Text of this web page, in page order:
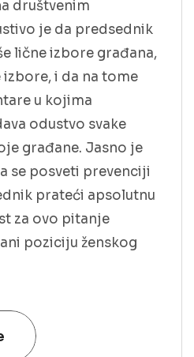
društvenim
je da predsednik
lične izbore građana,
i da na tome
u kojima
odustvo svake
građane. Jasno je
se posveti prevenciji
prateći apsolutnu
za ovo pitanje
poziciju ženskog